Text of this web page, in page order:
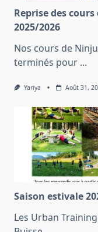
Reprise des
2025/2026
Nos cours de
terminés pour ...
Yariya Août 31,
Saison estivale
Les Urban